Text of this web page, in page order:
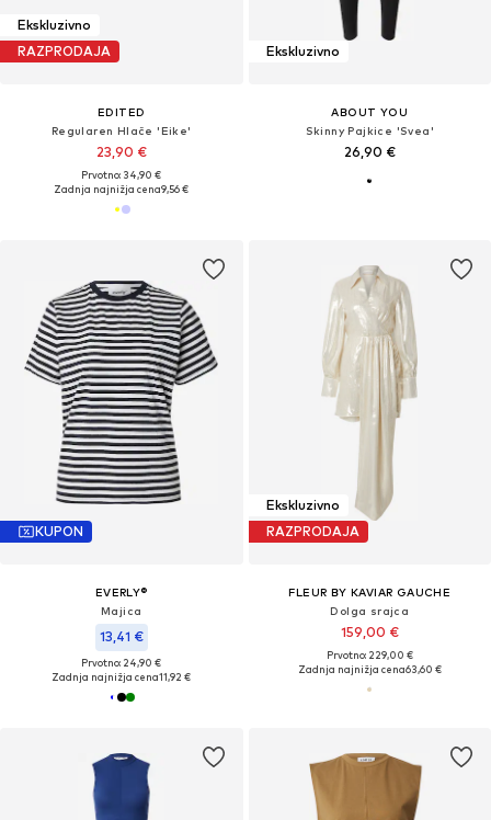
Ekskluzivno
RAZPRODAJA
EDITED
Regularen Hlače 'Eike'
23,90 €
Prvotno: 34,90 €
Zadnja najnižja cena9,56 €
Ekskluzivno
ABOUT YOU
Skinny Pajkice 'Svea'
26,90 €
KUPON
EVERLY®
Majica
13,41 €
Prvotno: 24,90 €
Zadnja najnižja cena11,92 €
Ekskluzivno
RAZPRODAJA
FLEUR BY KAVIAR GAUCHE
Dolga srajca
159,00 €
Prvotno: 229,00 €
Zadnja najnižja cena63,60 €